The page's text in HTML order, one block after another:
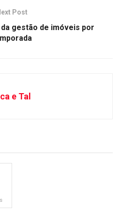
Post
gestão de imóveis por
e Tal